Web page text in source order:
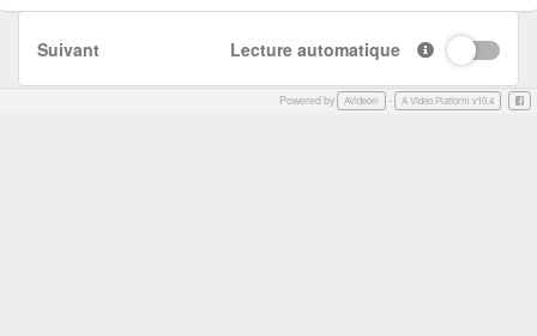
Suivant Lecture automatique
Powered by AVideo® - A Video Platform v10.4